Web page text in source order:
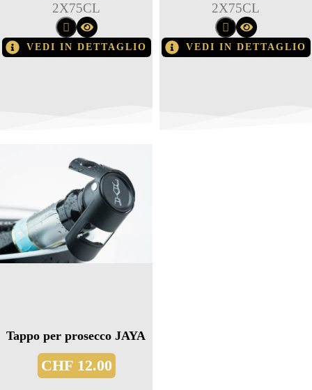
2X75CL
VEDI IN DETTAGLIO
2X75CL
VEDI IN DETTAGLIO
Tappo per prosecco JAYA
CHF12.00